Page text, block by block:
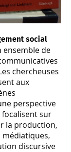
social
ensemble de
chercheuses
aux
perspective
sur
la production,
discursive